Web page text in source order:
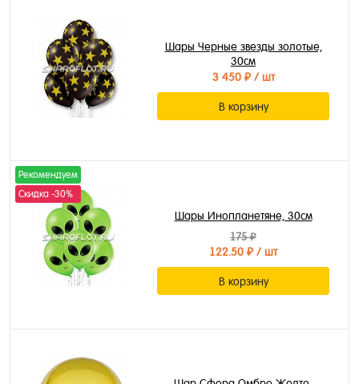
Шары Черные звезды золотые,
30см
3 450 ₽/ шт
В корзину
Рекомендуем
Скидка -30%
Шары Инопланетяне, 30см
175 ₽
122.50 ₽/ шт
В корзину